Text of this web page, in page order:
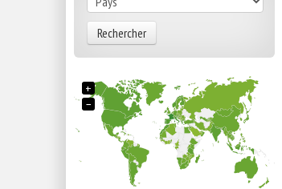
Rechercher
+
−